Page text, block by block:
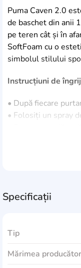
Puma Caven 2.0
de baschet din anii
pe teren cât și în
SoftFoam cu o
simbolul stilului
Instrucțiuni de
• După fiecare
• Folosiți un spray
Specificații
Tip
Mărimea